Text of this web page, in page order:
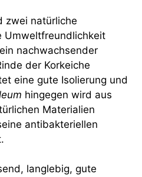
zwei natürliche
Umweltfreundlichkeit
nachwachsender
der Korkeiche
eine gute Isolierung und
hingegen wird aus
Materialien
antibakteriellen
langlebig, gute